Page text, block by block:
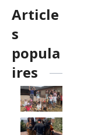
Article
s
popula
ires